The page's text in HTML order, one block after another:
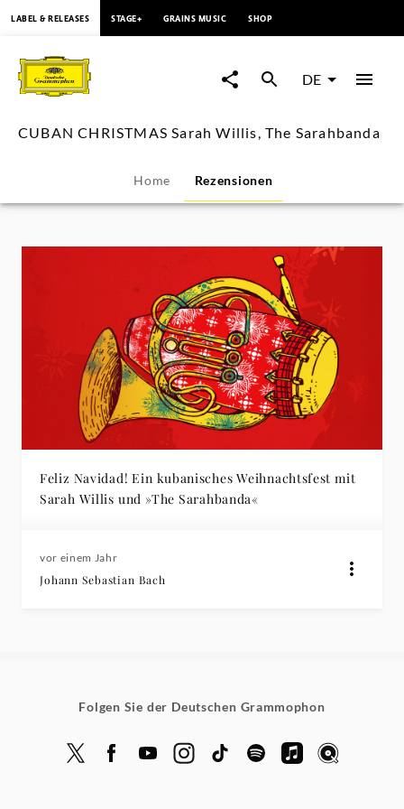
CUBAN
CHRISTMAS
Sarah
The
Sarahbanda
Rezensionen
Deutsche
Grammophon
LABEL & RELEASES STAGE+ GRAINS MUSIC SHOP
DE
CUBAN CHRISTMAS Sarah Willis, The Sarahbanda
Home Rezensionen
Feliz Navidad! Ein kubanisches Weihnachtsfest mit
Sarah Willis und »The Sarahbanda«
vor einem Jahr
Johann Sebastian Bach
Folgen Sie der Deutschen Grammophon